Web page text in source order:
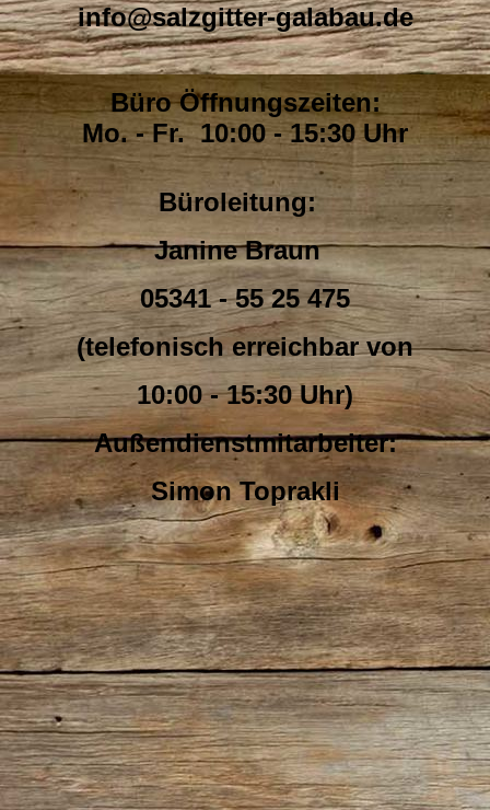
info@salzgitter-galabau.de
Büro Öffnungszeiten:
Mo. - Fr. 10:00 - 15:30 Uhr
Büroleitung:
Janine Braun
05341 - 55 25 475
(telefonisch erreichbar von
10:00 - 15:30 Uhr)
Außendienstmitarbeiter:
Simon Toprakli